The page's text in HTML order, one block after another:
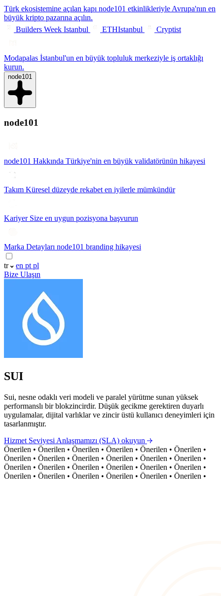
Türk ekosistemine açılan kapı node101 etkinlikleriyle Avrupa'nın en
büyük kripto pazarına açılın.
Builders Week Istanbul
ETHIstanbul Cryptist
Modapalas İstanbul'un en büyük topluluk merkeziyle iş ortaklığı
kurun.
node101
node101
node101 Hakkında Türkiye'nin en büyük validatörünün hikayesi
Takım Küresel düzeyde rekabet en iyilerle mümkündür
Kariyer Size en uygun pozisyona başvurun
Marka Detayları node101 branding hikayesi
tr en pt pl
Bize Ulaşın
SUI
Sui, nesne odaklı veri modeli ve paralel yürütme sunan yüksek
performanslı bir blokzincirdir. Düşük gecikme gerektiren duyarlı
uygulamalar, dijital varlıklar ve zincir üstü kullanıcı deneyimleri için
tasarlanmıştır.
Hizmet Seviyesi Anlaşmamızı (SLA) okuyun
Önerilen • Önerilen • Önerilen • Önerilen • Önerilen • Önerilen •
Önerilen • Önerilen • Önerilen • Önerilen • Önerilen • Önerilen •
Önerilen • Önerilen • Önerilen • Önerilen • Önerilen • Önerilen •
Önerilen • Önerilen • Önerilen • Önerilen • Önerilen • Önerilen •